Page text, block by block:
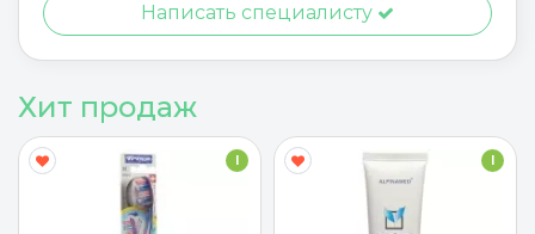
Написать специалисту
Хит продаж